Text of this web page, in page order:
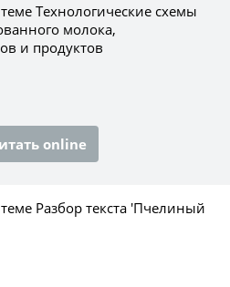
Технологические схемы
молока,
и продуктов
online
Разбор текста 'Пчелиный